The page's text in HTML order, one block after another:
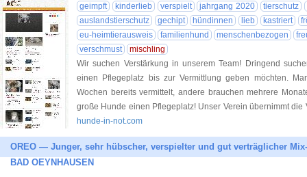
geimpft kinderlieb verspielt jahrgang 2020 tierschutz
auslandstierschutz
gechipt hündinnen lieb kastriert
eu-heimtierausweis
familienhund menschenbezogen
verschmust
mischling
Wir suchen Verstärkung in unserem Team! Dringend
einen Pflegeplatz bis zur Vermittlung geben möchten.
Wochen bereits vermittelt, andere brauchen mehrere
große Hunde einen Pflegeplatz! Unser Verein übernimmt die
hunde-in-not.com
OREO — Junger, sehr hübscher, verspielter und gut verträglicher
BAD OEYNHAUSEN